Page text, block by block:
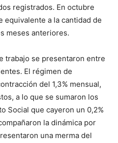
registrados. En octubre
a la cantidad de
meses anteriores.
trabajo se presentaron entre
El régimen de
del 1,3% mensual,
a lo que se sumaron los
Social que cayeron un 0,2%
la dinámica por
una merma del